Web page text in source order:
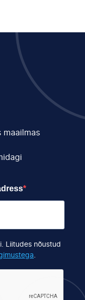
maailmas
Liitudes nõustud